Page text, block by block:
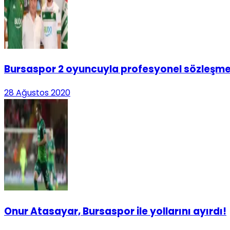
Bursaspor 2 oyuncuyla profesyonel
28 Ağustos 2020
Onur Atasayar, Bursaspor ile yollarını ayırdı!